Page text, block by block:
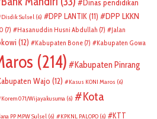
Dinas pendidikan
Disdik Sulsel (6) DPP LANTIK(11)
DPP LKKN
(7) Hasanuddin Husni Abdullah (7)
Jalan
(12) Kabupaten Bone (7) Kabupaten Gowa
(214)
Kabupaten Pinrang
Wajo (12) Kasus KONI Maros (6)
Korem 071/Wijayakusuma (6)
Kota
PP MPW Sulsel (6) KPKNL PALOPO (6)
KTT